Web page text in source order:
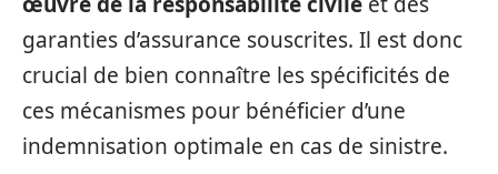
garanties d’assurance souscrites. Il est donc
crucial de bien connaître les spécificités de
ces mécanismes pour bénéficier d’une
indemnisation optimale en cas de sinistre.